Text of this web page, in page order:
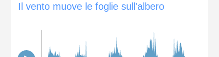
Il vento muove le foglie sull'albero